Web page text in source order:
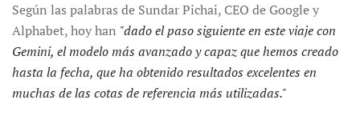
Según las palabras de Sundar Pichai, CEO de Google y
Alphabet, hoy han "dado el paso siguiente en este viaje con
Gemini, el modelo más avanzado y capaz que hemos creado
hasta la fecha, que ha obtenido resultados excelentes en
muchas de las cotas de referencia más utilizadas."